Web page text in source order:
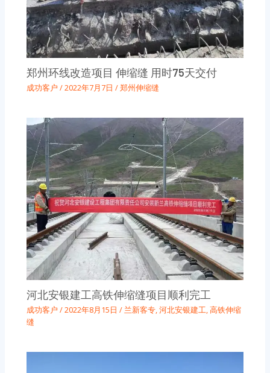
郑州环线改造项目 伸缩缝 用时75天交付
成功客户 /2022年7月7日/郑州伸缩缝
河北安银建工高铁伸缩缝项目顺利完工
成功客户 /2022年8月15日/ 兰新客专,河北安银建工,高铁伸缩
缝